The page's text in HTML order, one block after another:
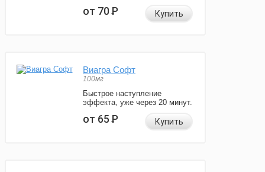
от 70Р Купить
Виагра Софт
100мг
Быстрое наступление
эффекта, уже через 20 минут.
от 65Р Купить